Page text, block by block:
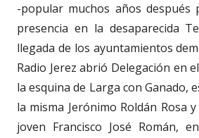
-popular muchos años después
presencia en la desaparecida
llegada de los ayuntamientos
Radio Jerez abrió Delegación en
la esquina de Larga con Ganado,
la misma Jerónimo Roldán Rosa
joven Francisco José Román,